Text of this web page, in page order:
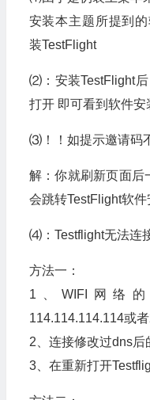
安装本主题所提到
装TestFlight
⑵：安装TestFlight
打开 即可看到软件安
⑶！！如提示邀请码
解：你就刷新页面后
会跳转TestFlight软件
⑷：Testflight无法连
方法一：
1、WIFI网络
114.114.114.114或
2、连接修改过dns后
3、在重新打开